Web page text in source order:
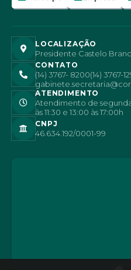
LOCALIZAÇÃO
Presidente Castelo
CONTATO
(14) 3767- 8200(14) 3767-
ATENDIMENTO
Atendimento de
às 11:30 e 13:00 às 17:00h
CNPJ
46.634.192/0001-99